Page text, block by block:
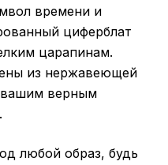
времени и
циферблат
царапинам.
из нержавеющей
вашим верным
любой образ, будь